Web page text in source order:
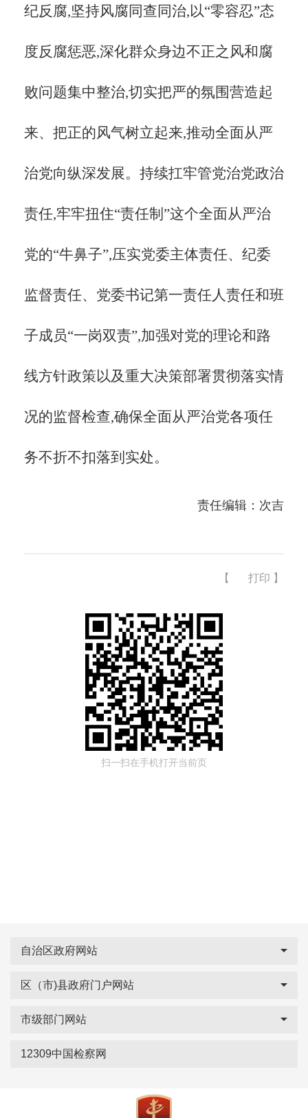
纪反腐,坚持风腐同查同治,以“零容忍”态
度反腐惩恶,深化群众身边不正之风和腐
败问题集中整治,切实把严的氛围营造起
来、把正的风气树立起来,推动全面从严
治党向纵深发展。持续扛牢管党治党政治
责任,牢牢扭住“责任制”这个全面从严治
党的“牛鼻子”,压实党委主体责任、纪委
监督责任、党委书记第一责任人责任和班
子成员“一岗双责”,加强对党的理论和路
线方针政策以及重大决策部署贯彻落实情
况的监督检查,确保全面从严治党各项任
务不折不扣落到实处。
责任编辑：次吉
【 打印 】
扫一扫在手机打开当前页
自治区政府网站
区（市)县政府门户网站
市级部门网站
12309中国检察网